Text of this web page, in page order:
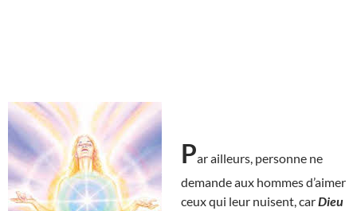
Par ailleurs, personne ne
demande aux hommes d’aimer
ceux qui leur nuisent, carDieu